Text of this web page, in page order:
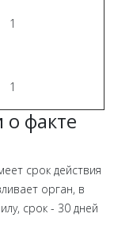
1
1
о факте
срок действия
орган, в
срок - 30 дней